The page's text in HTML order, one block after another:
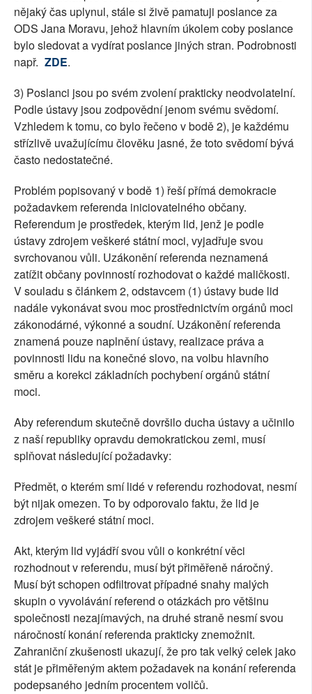
nějaký čas uplynul, stále si živě pamatuji poslance za
ODS Jana Moravu, jehož hlavním úkolem coby poslance
bylo sledovat a vydírat poslance jiných stran. Podrobnosti
např. ZDE.
3) Poslanci jsou po svém zvolení prakticky neodvolatelní.
Podle ústavy jsou zodpovědní jenom svému svědomí.
Vzhledem k tomu, co bylo řečeno v bodě 2), je každému
střízlivě uvažujícímu člověku jasné, že toto svědomí bývá
často nedostatečné.
Problém popisovaný v bodě 1) řeší přímá demokracie
požadavkem referenda iniciovatelného občany.
Referendum je prostředek, kterým lid, jenž je podle
ústavy zdrojem veškeré státní moci, vyjadřuje svou
svrchovanou vůli. Uzákonění referenda neznamená
zatížit občany povinností rozhodovat o každé maličkosti.
V souladu s článkem 2, odstavcem (1) ústavy bude lid
nadále vykonávat svou moc prostřednictvím orgánů moci
zákonodárné, výkonné a soudní. Uzákonění referenda
znamená pouze naplnění ústavy, realizace práva a
povinnosti lidu na konečné slovo, na volbu hlavního
směru a korekci základních pochybení orgánů státní
moci.
Aby referendum skutečně dovršilo ducha ústavy a učinilo
z naší republiky opravdu demokratickou zemi, musí
splňovat následující požadavky:
Předmět, o kterém smí lidé v referendu rozhodovat, nesmí
být nijak omezen. To by odporovalo faktu, že lid je
zdrojem veškeré státní moci.
Akt, kterým lid vyjádří svou vůli o konkrétní věci
rozhodnout v referendu, musí být přiměřeně náročný.
Musí být schopen odfiltrovat případné snahy malých
skupin o vyvolávání referend o otázkách pro většinu
společnosti nezajímavých, na druhé straně nesmí svou
náročností konání referenda prakticky znemožnit.
Zahraniční zkušenosti ukazují, že pro tak velký celek jako
stát je přiměřeným aktem požadavek na konání referenda
podepsaného jedním procentem voličů.